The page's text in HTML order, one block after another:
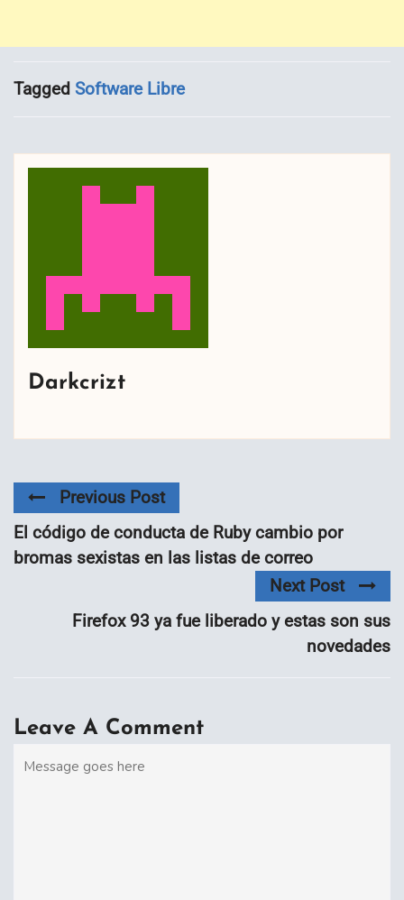
Tagged Software Libre
Darkcrizt
Previous Post
El código de conducta de Ruby cambio por
bromas sexistas en las listas de correo
Next Post
Firefox 93 ya fue liberado y estas son sus
novedades
Leave A Comment